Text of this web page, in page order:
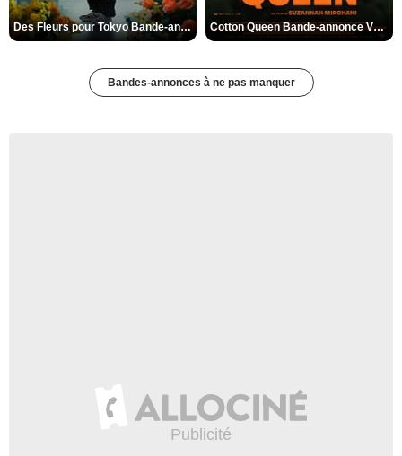
Des Fleurs pour Tokyo Bande-annonce VO STFR Cotton Queen Bande-annonce VO STFR
Bandes-annonces à ne pas manquer